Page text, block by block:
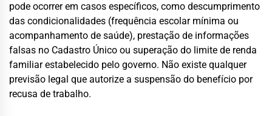
pode ocorrer em casos específicos, como descumprimento
das condicionalidades (frequência escolar mínima ou
acompanhamento de saúde), prestação de informações
falsas no Cadastro Único ou superação do limite de renda
familiar estabelecido pelo governo. Não existe qualquer
previsão legal que autorize a suspensão do benefício por
recusa de trabalho.